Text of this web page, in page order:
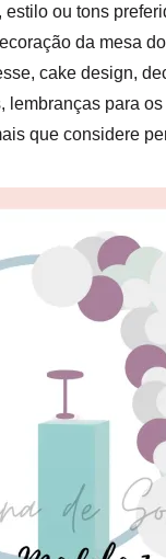
estilo ou tons
da mesa
cake design,
lembranças para
que considere